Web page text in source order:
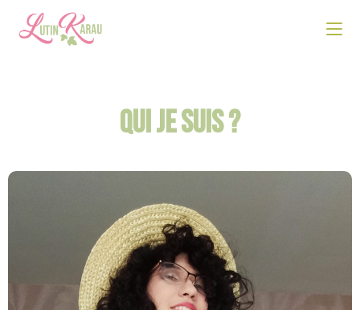
Qui je suis ?